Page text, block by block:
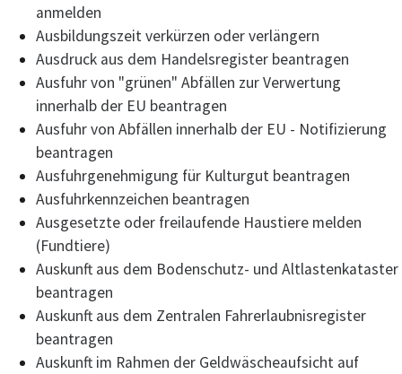
anmelden
Ausbildungszeit verkürzen oder verlängern
Ausdruck aus dem Handelsregister beantragen
Ausfuhr von "grünen" Abfällen zur Verwertung
innerhalb der EU beantragen
Ausfuhr von Abfällen innerhalb der EU - Notifizierung
beantragen
Ausfuhrgenehmigung für Kulturgut beantragen
Ausfuhrkennzeichen beantragen
Ausgesetzte oder freilaufende Haustiere melden
(Fundtiere)
Auskunft aus dem Bodenschutz- und Altlastenkataster
beantragen
Auskunft aus dem Zentralen Fahrerlaubnisregister
beantragen
Auskunft im Rahmen der Geldwäscheaufsicht auf